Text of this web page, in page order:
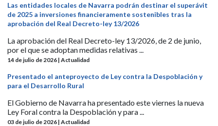
Las entidades locales de Navarra podrán destinar el superávit
de 2025 a inversiones financieramente sostenibles tras la
aprobación del Real Decreto-ley 13/2026
La aprobación del Real Decreto-ley 13/2026, de 2 de junio,
por el que se adoptan medidas relativas ...
14 de julio de 2026 | Actualidad
Presentado el anteproyecto de Ley contra la Despoblación y
para el Desarrollo Rural
El Gobierno de Navarra ha presentado este viernes la nueva
Ley Foral contra la Despoblación y para ...
03 de julio de 2026 | Actualidad